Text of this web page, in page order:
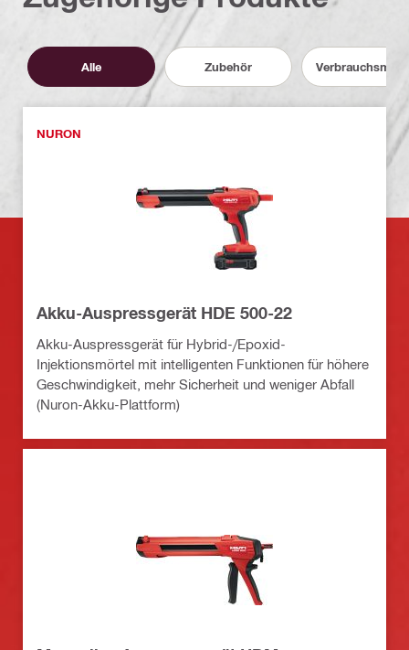
Alle Zubehör
NURON
Akku-Auspressgerät HDE 500-22
Akku-Auspressgerät für Hybrid-/Epoxid-
Injektionsmörtel mit intelligenten Funktionen für höhere
Geschwindigkeit, mehr Sicherheit und weniger Abfall
(Nuron-Akku-Plattform)